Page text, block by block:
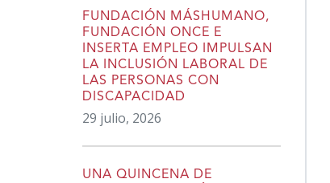
FUNDACIÓN MÁSHUMANO,
FUNDACIÓN ONCE E
INSERTA EMPLEO IMPULSAN
LA INCLUSIÓN LABORAL DE
LAS PERSONAS CON
DISCAPACIDAD
29 julio, 2026
UNA QUINCENA DE